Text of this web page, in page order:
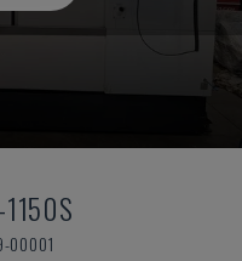
00001